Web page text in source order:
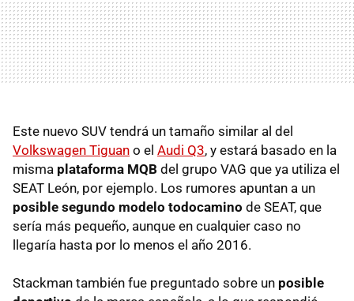
Este nuevo SUV tendrá un tamaño similar al del
Volkswagen Tiguan o el Audi Q3, y estará basado en la
misma plataforma MQB del grupo VAG que ya utiliza el
SEAT León, por ejemplo. Los rumores apuntan a un
posible segundo modelo todocamino de SEAT, que
sería más pequeño, aunque en cualquier caso no
llegaría hasta por lo menos el año 2016.
Stackman también fue preguntado sobre un posible